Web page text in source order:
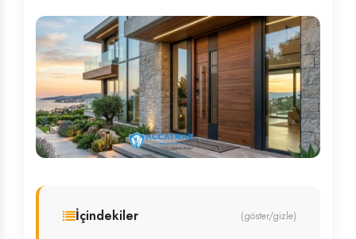
İçindekiler (göster/gizle)